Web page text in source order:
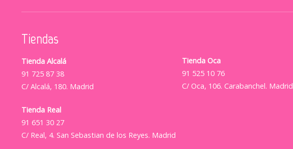
Tiendas
Tienda Alcalá
91 725 87 38
C/ Alcalá, 180. Madrid
Tienda Real
91 651 30 27
C/ Real, 4. San Sebastian de los Reyes. Madrid
Tienda Oca
91 525 10 76
C/ Oca, 106. Carabanchel. Madrid